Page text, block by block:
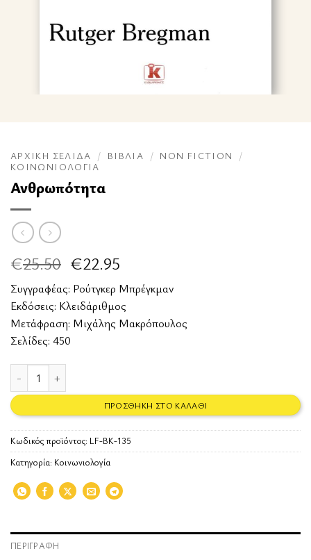
ΑΡΧΙΚΉ ΣΕΛΊΔΑ / ΒΙΒΛΊΑ / NON FICTION
/
ΚΟΙΝΩΝΙΟΛΟΓΊΑ
Ανθρωπότητα
€25.50 Original
price
was:
€25.50.
€22.95
τρέχουσα
τιμή
είναι:
€22.95.
Συγγραφέας: Ρούτγκερ Μπρέγκμαν
Εκδόσεις: Κλειδάριθμος
Μετάφραση: Μιχάλης Μακρόπουλος
Σελίδες: 450
ΠΡΟΣΘΉΚΗ ΣΤΟ ΚΑΛΆΘΙ
Κωδικός προϊόντος: LF-BK-135
Κατηγορία: Κοινωνιολογία
ΠΕΡΙΓΡΑΦΉ